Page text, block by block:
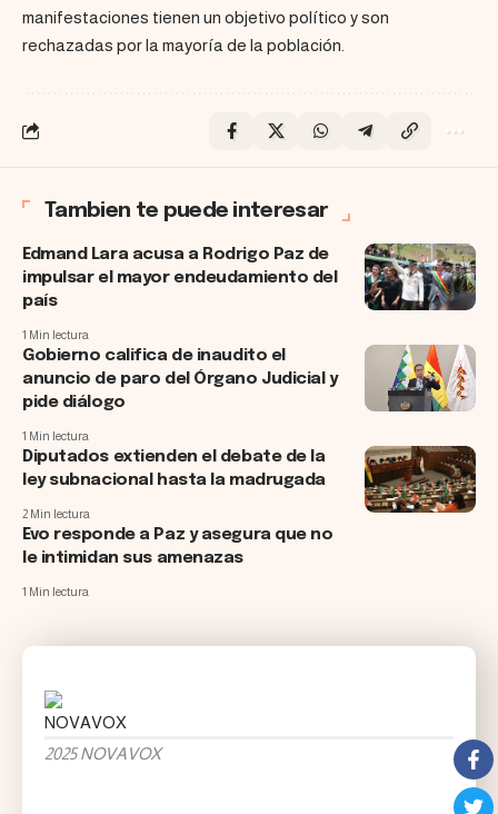
manifestaciones tienen un objetivo político y son
rechazadas por la mayoría de la población.
Tambien te puede interesar
Edmand Lara acusa a Rodrigo Paz de
impulsar el mayor endeudamiento del
país
1 Min lectura
Gobierno califica de inaudito el
anuncio de paro del Órgano Judicial y
pide diálogo
1 Min lectura
Diputados extienden el debate de la
ley subnacional hasta la madrugada
2 Min lectura
Evo responde a Paz y asegura que no
le intimidan sus amenazas
1 Min lectura
2025 NOVAVOX